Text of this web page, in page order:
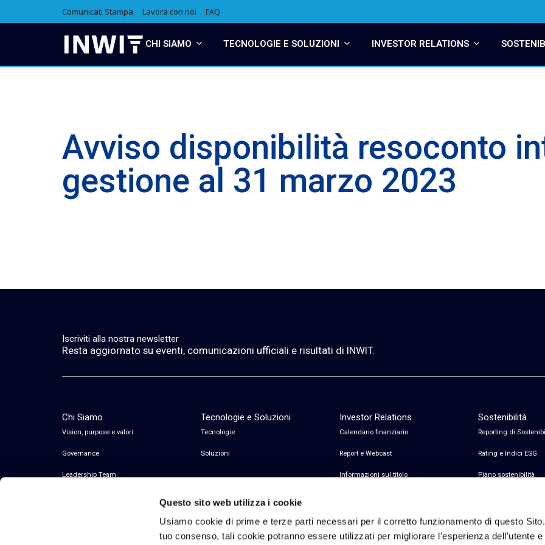
Questo sito web utilizza i cookie
Usiamo cookie di prime e terze parti necessari per il corretto funzionamento di questo
tuo consenso, tali cookie potranno essere utilizzati per migliorare l'esperienza dell’utente
Comunicati Stampa Lavora con noi FAQ
CHI SIAMO TECNOLOGIE E SOLUZIONI INVESTOR RELATIONS
Avviso disponibilità resoconto
gestione al 31 marzo 2023
Iscriviti alla nostra newsletter
Resta aggiornato su eventi, comunicazioni ufficiali e risultati di INWIT.
Chi Siamo
Vision, purpose e valori
Governance
Leadership Team
Tecnologie e Soluzioni
Tecnologie
Soluzioni
Investor Relations
Calendario finanziario
Report e Webcast
Informazioni sul titolo
Avvisi finanziari
Copertura Analisti e Consenso
Sostenibilità
Reporting di
Rating e Indici ESG
Piano sostenibilità